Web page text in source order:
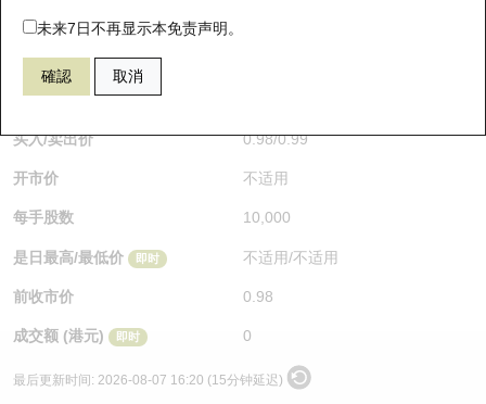
未来7日不再显示本免责声明。
確認 取消
66727 瑞银牛证 HSI 恒生指数
$0.98 即时
买入/卖出价 0.98/0.99
开市价 不适用
每手股数 10,000
是日最高/最低价 即时 不适用/不适用
前收市价 0.98
成交额 (港元) 即时 0
最后更新时间: 2026-08-07 16:20 (15分钟延迟)
即将到期认股证
认股证到期结算价查找
认股证分析仪
认股证速算机
认股证/牛熊证日志
认股证文件及公告
牛熊证街货分布图
正股牛熊证列表
新发行瑞银牛熊证
已收回牛熊证剩余价值
牛熊证到期结算价查找
牛熊证分析仪
十天股证占大市成交
资金流
街货统计
三十大平均引伸波幅
恒指成份股
国指成份股
科指成份股
相关资产沽空
中资ETFs溢价比较
AH 股价对照
讲座及教育短片
认股证投资者教育
牛熊证投资者教育
认股证牛熊证常问问题